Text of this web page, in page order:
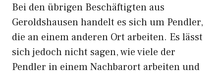
Bei den übrigen Beschäftigten aus
Geroldshausen handelt es sich um Pendler,
die an einem anderen Ort arbeiten. Es lässt
sich jedoch nicht sagen, wie viele der
Pendler in einem Nachbarort arbeiten und